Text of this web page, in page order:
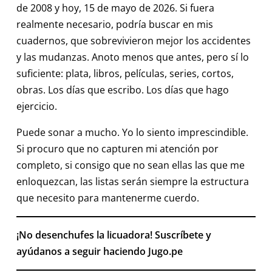
de 2008 y hoy, 15 de mayo de 2026. Si fuera
realmente necesario, podría buscar en mis
cuadernos, que sobrevivieron mejor los accidentes
y las mudanzas. Anoto menos que antes, pero sí lo
suficiente: plata, libros, películas, series, cortos,
obras. Los días que escribo. Los días que hago
ejercicio.
Puede sonar a mucho. Yo lo siento imprescindible.
Si procuro que no capturen mi atención por
completo, si consigo que no sean ellas las que me
enloquezcan, las listas serán siempre la estructura
que necesito para mantenerme cuerdo.
¡No desenchufes la licuadora! Suscríbete y
ayúdanos a seguir haciendo Jugo.pe